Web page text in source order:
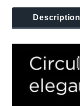
Description